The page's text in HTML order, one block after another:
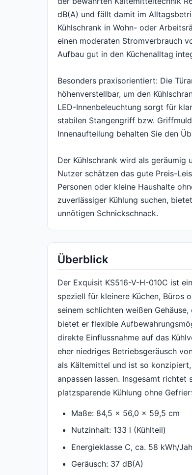
dB(A) und fällt damit im
Kühlschrank in Wohn- oder
einen moderaten Stromverbrauch
Aufbau gut in den Küchenalltag
Besonders praxisorientiert: Die
höhenverstellbar, um den
LED-Innenbeleuchtung sorgt für
stabilen Stangengriff bzw.
Innenaufteilung behalten Sie den
Der Kühlschrank wird als geräumig
Nutzer schätzen das gute Preis-
Personen oder kleine Haushalte
zuverlässiger Kühlung suchen,
unnötigen Schnickschnack.
Überblick
Der Exquisit KS516-V-H-010C ist
speziell für kleinere Küchen, Büros
seinem schlichten weißen
bietet er flexible
direkte Einflussnahme auf das
eher niedriges Betriebsgeräusch
als Kältemittel und ist so
anpassen lassen. Insgesamt richtet
platzsparende Kühlung ohne
Maße: 84,5 x 56,0 x 59,5 cm
Nutzinhalt: 133 l (Kühlteil)
Energieklasse C, ca. 58 kWh/
Geräusch: 37 dB(A)